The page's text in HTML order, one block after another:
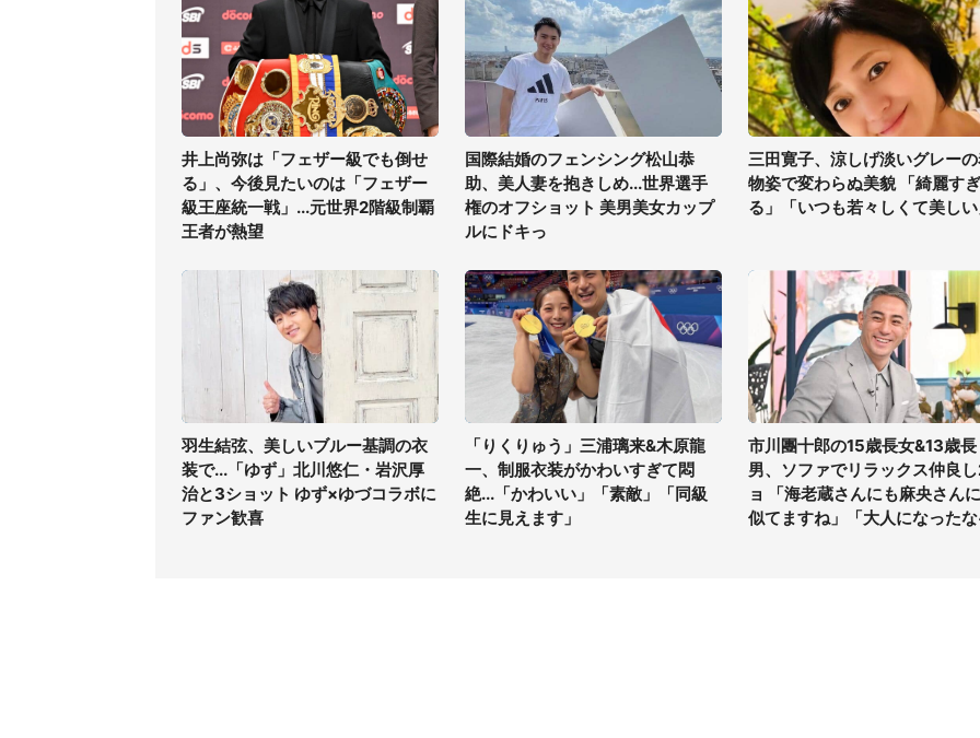
井上尚弥は「フェザー級でも倒せ
る」、今後見たいのは「フェザー
級王座統一戦」...元世界2階級制覇
王者が熱望
国際結婚のフェンシング松山恭
助、美人妻を抱きしめ...世界選手
権のオフショット 美男美女カップ
ルにドキっ
三田寛子、涼しげ淡いグレー
物姿で変わらぬ美貌 「綺麗すぎ
る」「いつも若々しくて美し
羽生結弦、美しいブルー基調の衣
装で...「ゆず」北川悠仁・岩沢厚
治と3ショット ゆず×ゆづコラボに
ファン歓喜
「りくりゅう」三浦璃来&木原龍
一、制服衣装がかわいすぎて悶
絶...「かわいい」「素敵」「同級
生に見えます」
市川團十郎の15歳長女&13歳長
男、ソファでリラックス仲良
ョ 「海老蔵さんにも麻央さん
似てますね」「大人になった